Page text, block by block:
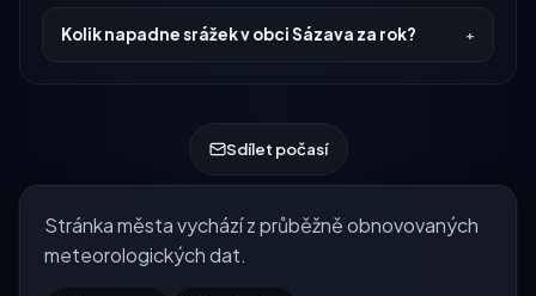
Kolik napadne srážek v obci Sázava za rok?
Sdílet počasí
Stránka města vychází z průběžně obnovovaných
meteorologických dat.